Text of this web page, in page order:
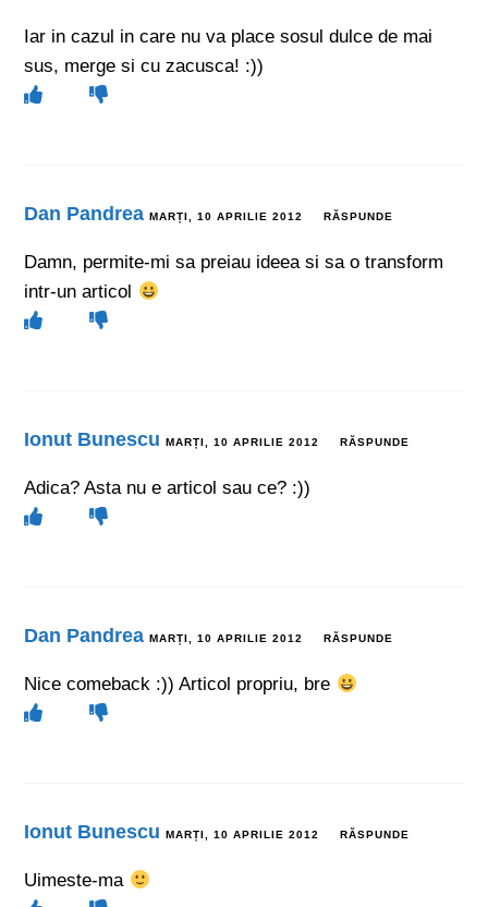
Iar in cazul in care nu va place sosul dulce de mai
sus, merge si cu zacusca! :))
Dan Pandrea MARȚI, 10 APRILIE 2012 RĂSPUNDE
Damn, permite-mi sa preiau ideea si sa o transform
intr-un articol
Ionut Bunescu MARȚI, 10 APRILIE 2012 RĂSPUNDE
Adica? Asta nu e articol sau ce? :))
Dan Pandrea MARȚI, 10 APRILIE 2012 RĂSPUNDE
Nice comeback :)) Articol propriu, bre
Ionut Bunescu MARȚI, 10 APRILIE 2012 RĂSPUNDE
Uimeste-ma